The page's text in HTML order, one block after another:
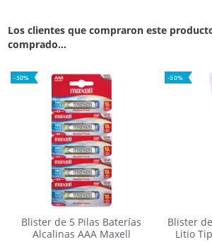
Los clientes que compraron este
comprado...
-50%
Blister de 5 Pilas Baterías
Alcalinas AAA Maxell
-50%
Blister
Litio